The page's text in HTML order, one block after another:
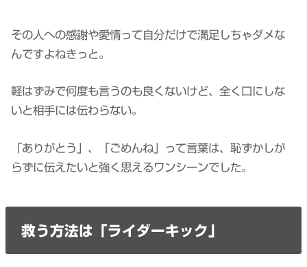
その人への感謝や愛情って自分だけで満足しちゃダメな
んですよねきっと。
軽はずみで何度も言うのも良くないけど、全く口にしな
いと相手には伝わらない。
「ありがとう」、「ごめんね」って言葉は、恥ずかしが
らずに伝えたいと強く思えるワンシーンでした。
救う方法は「ライダーキック」